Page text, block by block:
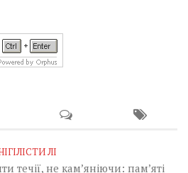
ЛІ
течії, не кам’яніючи: пам’яті